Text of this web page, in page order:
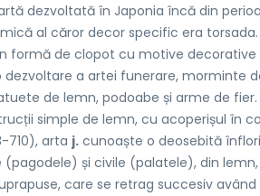
dezvoltată în Japonia încă din
al căror decor specific era torsada.
formă de clopot cu motive decorative
dezvoltare a artei funerare, morminte
de lemn, podoabe și arme de fier.
simple de lemn, cu acoperișul în
710), arta j. cunoaște o deosebită
și civile (palatele), din lemn,
care se retrag succesiv având